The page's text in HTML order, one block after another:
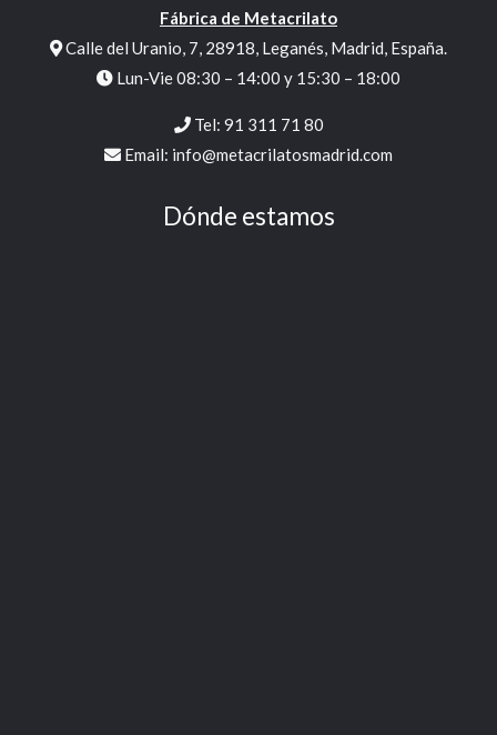
Fábrica de Metacrilato
Calle del Uranio, 7, 28918, Leganés, Madrid, España.
Lun-Vie 08:30 – 14:00 y 15:30 – 18:00
Tel: 91 311 71 80
Email: info@metacrilatosmadrid.com
Dónde estamos